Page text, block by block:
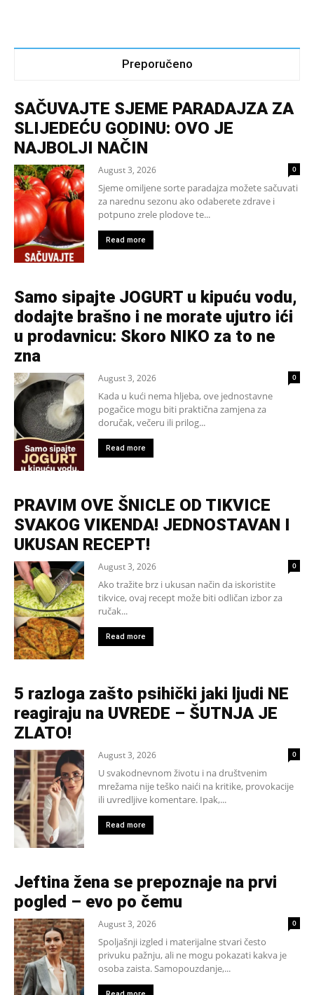
Preporučeno
SAČUVAJTE SJEME PARADAJZA ZA
SLIJEDEĆU GODINU: OVO JE
NAJBOLJI NAČIN
August 3, 2026 0
Sjeme omiljene sorte paradajza možete sačuvati
za narednu sezonu ako odaberete zdrave i
potpuno zrele plodove te...
Read more
Samo sipajte JOGURT u kipuću vodu,
dodajte brašno i ne morate ujutro ići
u prodavnicu: Skoro NIKO za to ne
zna
August 3, 2026 0
Kada u kući nema hljeba, ove jednostavne
pogačice mogu biti praktična zamjena za
doručak, večeru ili prilog...
Read more
PRAVIM OVE ŠNICLE OD TIKVICE
SVAKOG VIKENDA! JEDNOSTAVAN I
UKUSAN RECEPT!
August 3, 2026 0
Ako tražite brz i ukusan način da iskoristite
tikvice, ovaj recept može biti odličan izbor za
ručak...
Read more
5 razloga zašto psihički jaki ljudi NE
reagiraju na UVREDE – ŠUTNJA JE
ZLATO!
August 3, 2026 0
U svakodnevnom životu i na društvenim
mrežama nije teško naići na kritike, provokacije
ili uvredljive komentare. Ipak,...
Read more
Jeftina žena se prepoznaje na prvi
pogled – evo po čemu
August 3, 2026 0
Spoljašnji izgled i materijalne stvari često
privuku pažnju, ali ne mogu pokazati kakva je
osoba zaista. Samopouzdanje,...